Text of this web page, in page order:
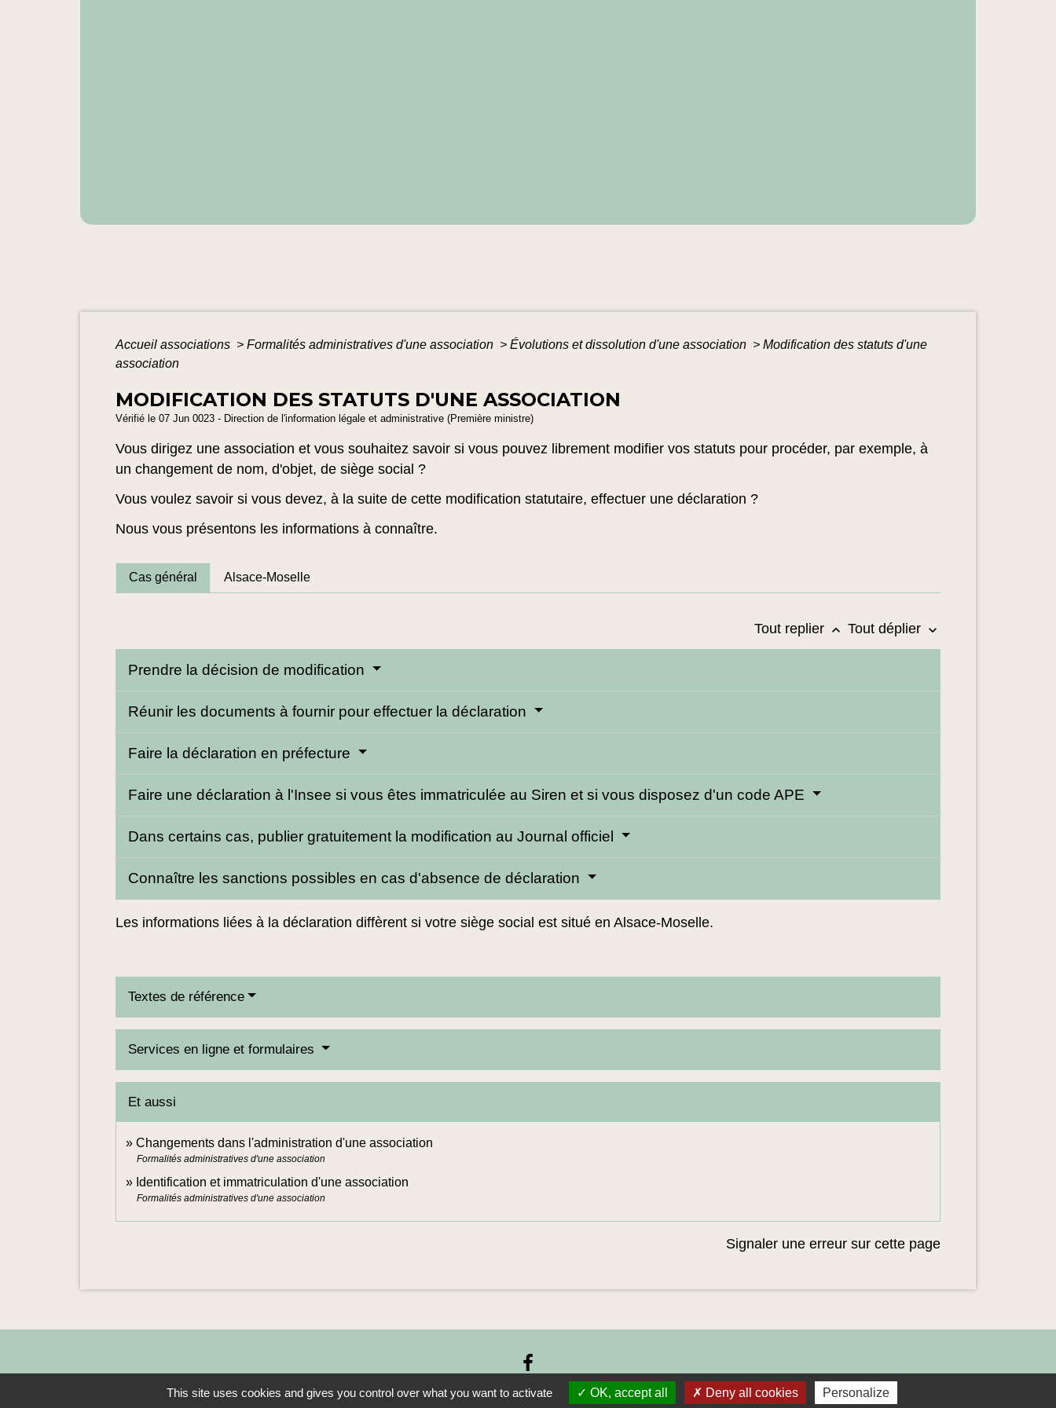
Accueil associations > Formalités administratives d'une association > Évolutions et dissolution d'une association > Modification des statuts d'une
association
MODIFICATION DES STATUTS D'UNE ASSOCIATION
Vérifié le 07 Jun 0023 - Direction de l'information légale et administrative (Première ministre)
Vous dirigez une association et vous souhaitez savoir si vous pouvez librement modifier vos statuts pour procéder, par exemple, à
un changement de nom, d'objet, de siège social ?
Vous voulez savoir si vous devez, à la suite de cette modification statutaire, effectuer une déclaration ?
Nous vous présentons les informations à connaître.
Cas général Alsace-Moselle
Tout replier keyboard_arrow_up Tout déplier keyboard_arrow_down
Prendre la décision de modification
Réunir les documents à fournir pour effectuer la déclaration
Faire la déclaration en préfecture
Faire une déclaration à l'Insee si vous êtes immatriculée au Siren et si vous disposez d'un code APE
Dans certains cas, publier gratuitement la modification au Journal officiel
Connaître les sanctions possibles en cas d'absence de déclaration
Les informations liées à la déclaration diffèrent si votre siège social est situé en Alsace-Moselle.
Textes de référence
Services en ligne et formulaires
Et aussi
Changements dans l'administration d'une association
Formalités administratives d'une association
Identification et immatriculation d'une association
Formalités administratives d'une association
Signaler une erreur sur cette page
This site uses cookies and gives you control over what you want to activate OK, accept all Deny all cookies Personalize